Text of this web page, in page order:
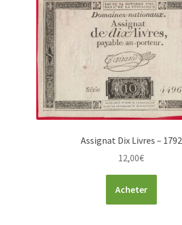
Assignat Dix Livres – 1792
12,00€
Acheter